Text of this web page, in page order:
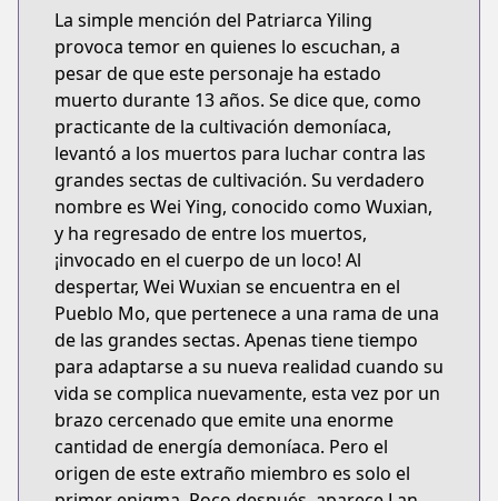
La simple mención del Patriarca Yiling
provoca temor en quienes lo escuchan, a
pesar de que este personaje ha estado
muerto durante 13 años. Se dice que, como
practicante de la cultivación demoníaca,
levantó a los muertos para luchar contra las
grandes sectas de cultivación. Su verdadero
nombre es Wei Ying, conocido como Wuxian,
y ha regresado de entre los muertos,
¡invocado en el cuerpo de un loco! Al
despertar, Wei Wuxian se encuentra en el
Pueblo Mo, que pertenece a una rama de una
de las grandes sectas. Apenas tiene tiempo
para adaptarse a su nueva realidad cuando su
vida se complica nuevamente, esta vez por un
brazo cercenado que emite una enorme
cantidad de energía demoníaca. Pero el
origen de este extraño miembro es solo el